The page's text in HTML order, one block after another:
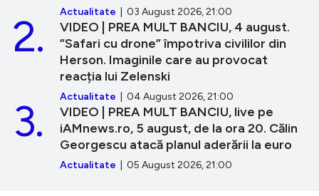
Actualitate | 03 August 2026, 21:00
VIDEO | PREA MULT BANCIU, 4 august.
”Safari cu drone” împotriva civililor din
Herson. Imaginile care au provocat
reacția lui Zelenski
Actualitate | 04 August 2026, 21:00
2.
VIDEO | PREA MULT BANCIU, live pe
iAMnews.ro, 5 august, de la ora 20. Călin
Georgescu atacă planul aderării la euro
Actualitate | 05 August 2026, 21:00
3.